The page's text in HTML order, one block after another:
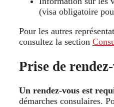
(visa obligatoire
Pour les autres
consultez la section
Prise de
Un rendez-vous est
démarches consulaires.